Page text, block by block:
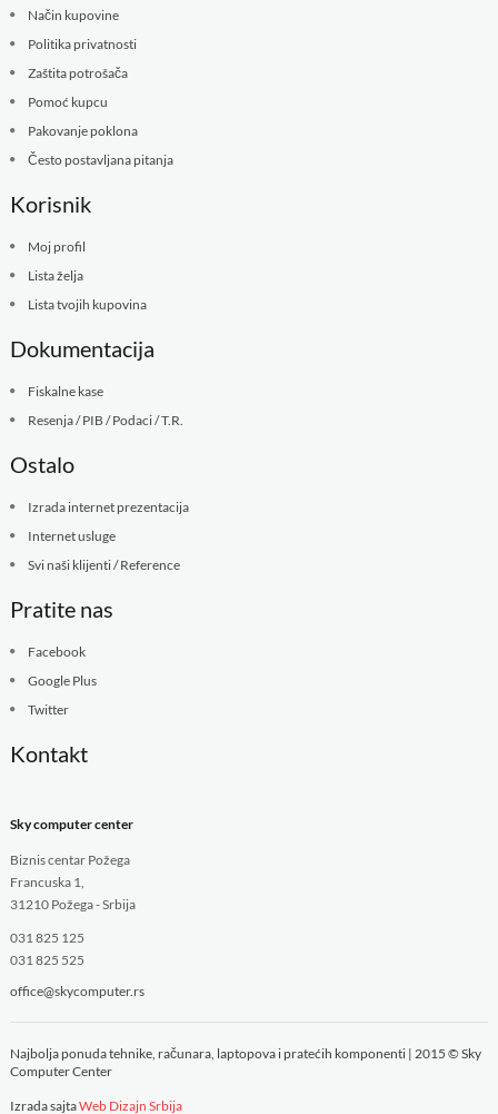
Način kupovine
Politika privatnosti
Zaštita potrošača
Pomoć kupcu
Pakovanje poklona
Često postavljana pitanja
Korisnik
Moj profil
Lista želja
Lista tvojih kupovina
Dokumentacija
Fiskalne kase
Resenja / PIB / Podaci / T.R.
Ostalo
Izrada internet prezentacija
Internet usluge
Svi naši klijenti / Reference
Pratite nas
Facebook
Google Plus
Twitter
Kontakt
Sky computer center
Biznis centar Požega
Francuska 1,
31210 Požega - Srbija
031 825 125
031 825 525
office@skycomputer.rs
Najbolja ponuda tehnike, računara, laptopova i pratećih komponenti | 2015 © Sky
Computer Center
Izrada sajtaWeb Dizajn Srbija